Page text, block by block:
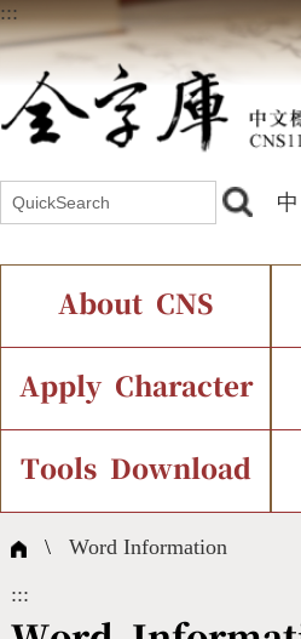
:::
中
About CNS
Introduction
Chinese Code Status
Terms
International Org.
IDS Query
Components Query
Composite Query
Bopomofo Query
Apply Character
Application Process
Font Instant Display
Character Creation
CNS Authorization
Tools Download
Character Create
FAQ
\Word Information
:::